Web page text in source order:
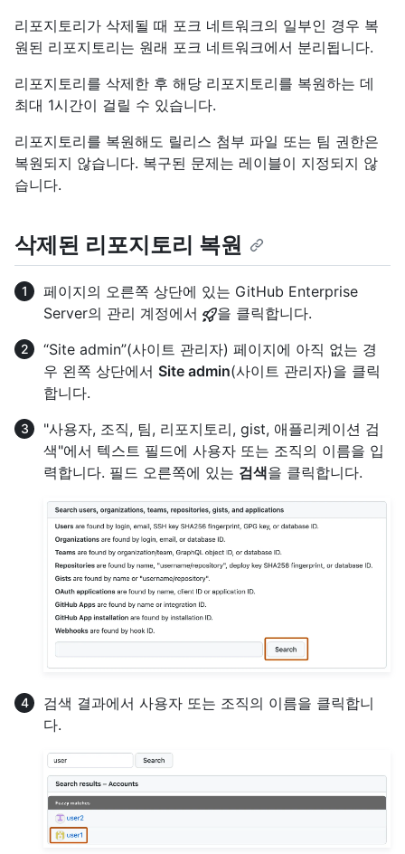
리포지토리가 삭제될 때 포크 네트워크의 일부인 경우 복
원된 리포지토리는 원래 포크 네트워크에서 분리됩니다.
리포지토리를 삭제한 후 해당 리포지토리를 복원하는 데
최대 1시간이 걸릴 수 있습니다.
리포지토리를 복원해도 릴리스 첨부 파일 또는 팀 권한은
복원되지 않습니다. 복구된 문제는 레이블이 지정되지 않
습니다.
삭제된 리포지토리 복원
페이지의 오른쪽 상단에 있는 GitHub Enterprise
Server의 관리 계정에서
을 클릭합니다.
“Site admin”(사이트 관리자) 페이지에 아직 없는 경
우 왼쪽 상단에서 Site admin(사이트 관리자)을 클릭
합니다.
"사용자, 조직, 팀, 리포지토리, gist, 애플리케이션 검
색"에서 텍스트 필드에 사용자 또는 조직의 이름을 입
력합니다. 필드 오른쪽에 있는 검색을 클릭합니다.
검색 결과에서 사용자 또는 조직의 이름을 클릭합니
다.